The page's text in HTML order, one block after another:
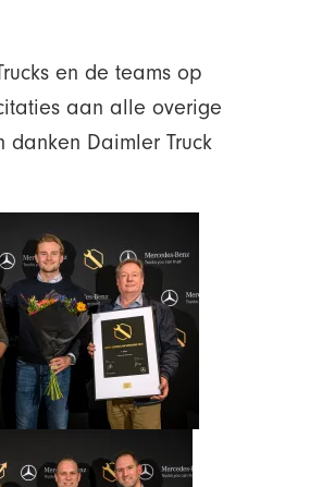
en de teams op
aan alle overige
Daimler Truck